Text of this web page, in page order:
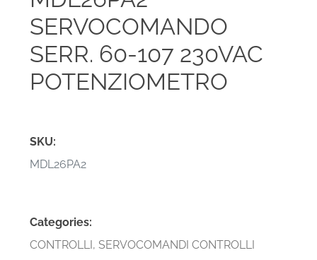
SERVOCOMANDO
SERR. 60-107 230VAC
POTENZIOMETRO
SKU:
MDL26PA2
Categories:
CONTROLLI ,SERVOCOMANDI CONTROLLI